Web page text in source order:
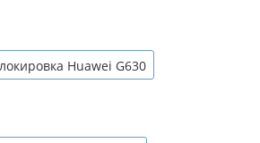
Huawei G630